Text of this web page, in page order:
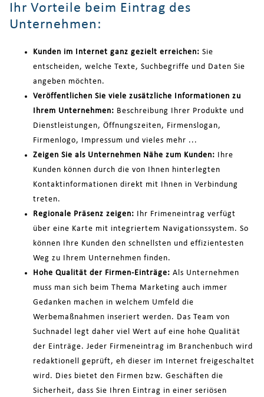
Ihr Vorteile beim Eintrag des
Unternehmen:
Kunden im Internet ganz gezielt erreichen: Sie
entscheiden, welche Texte, Suchbegriffe und Daten Sie
angeben möchten.
Veröffentlichen Sie viele zusätzliche Informationen zu
Ihrem Unternehmen: Beschreibung Ihrer Produkte und
Dienstleistungen, Öffnungszeiten, Firmenslogan,
Firmenlogo, Impressum und vieles mehr ...
Zeigen Sie als Unternehmen Nähe zum Kunden: Ihre
Kunden können durch die von Ihnen hinterlegten
Kontaktinformationen direkt mit Ihnen in Verbindung
treten.
Regionale Präsenz zeigen: Ihr Frimeneintrag verfügt
über eine Karte mit integriertem Navigationssystem. So
können Ihre Kunden den schnellsten und effizientesten
Weg zu Ihrem Unternehmen finden.
Hohe Qualität der Firmen-Einträge: Als Unternehmen
muss man sich beim Thema Marketing auch immer
Gedanken machen in welchem Umfeld die
Werbemaßnahmen inseriert werden. Das Team von
Suchnadel legt daher viel Wert auf eine hohe Qualität
der Einträge. Jeder Firmeneintrag im Branchenbuch wird
redaktionell geprüft, eh dieser im Internet freigeschaltet
wird. Dies bietet den Firmen bzw. Geschäften die
Sicherheit, dass Sie Ihren Eintrag in einer seriösen